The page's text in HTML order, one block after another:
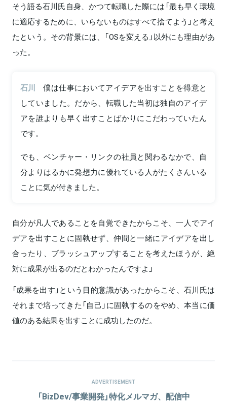
そう語る石川氏自身、かつて転職した際には「最も早く環境
に適応するために、いらないものはすべて捨てよう」と考え
たという。その背景には、「OSを変える」以外にも理由があ
った。
石川
僕は仕事においてアイデアを出すことを得意と
していました。だから、転職した当初は独自のアイデ
アを誰よりも早く出すことばかりにこだわっていたん
です。
でも、ベンチャー・リンクの社員と関わるなかで、自
分よりはるかに発想力に優れている人がたくさんいる
ことに気が付きました。
自分が凡人であることを自覚できたからこそ、一人でアイ
デアを出すことに固執せず、仲間と一緒にアイデアを出し
合ったり、ブラッシュアップすることを考えたほうが、絶
対に成果が出るのだとわかったんですよ」
「成果を出す」という目的意識があったからこそ、石川氏は
それまで培ってきた「自己」に固執するのをやめ、本当に価
値のある結果を出すことに成功したのだ。
ADVERTISEMENT
「BizDev/事業開発」特化メルマガ、配信中